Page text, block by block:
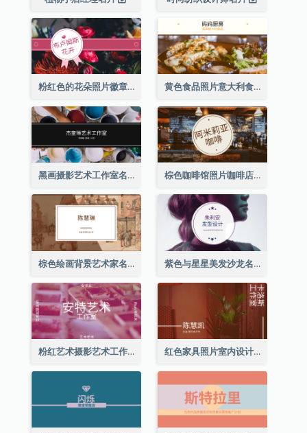
粉红色的花朵照片徽章花店名片 黄色食品照片意大利食品名片
黑画摄影艺术工作室名片 棕色咖啡馆照片咖啡店名片
棕色绘画背景艺术家名片 紫色与星星美发沙龙名片
粉红艺术摄影艺术工作室名片 红色家具照片室内设计名片